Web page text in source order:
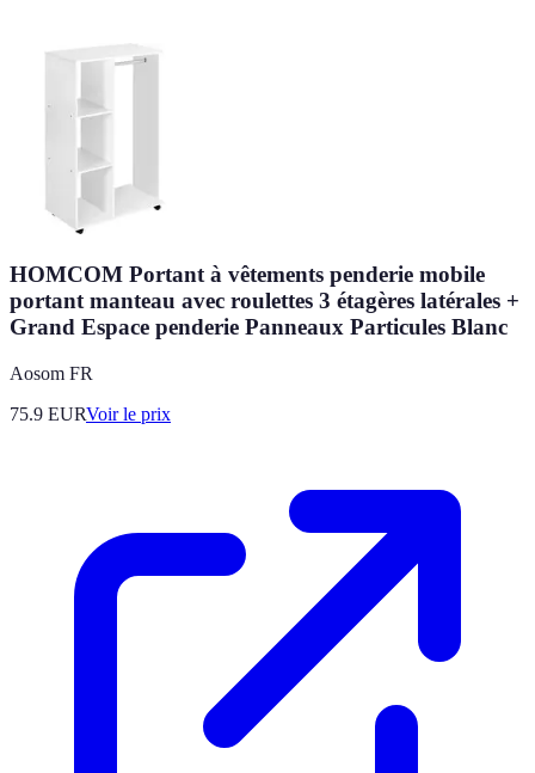
HOMCOM Portant à vêtements penderie mobile
portant manteau avec roulettes 3 étagères latérales +
Grand Espace penderie Panneaux Particules Blanc
Aosom FR
75.9 EURVoir le prix